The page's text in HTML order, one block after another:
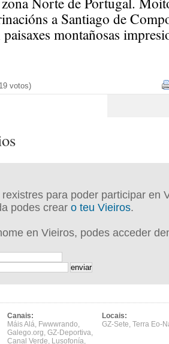
a Santiago de
montañosas
votos)
para poder participar en
podes crear o teu Vieiros.
en Vieiros, podes acceder
Canais:
Máis Alá, Fwwwrando,
Galego.org, GZ-Deportiva,
Canal Verde, Lusofonía,
Locais:
GZ-Sete, Terra Eo-